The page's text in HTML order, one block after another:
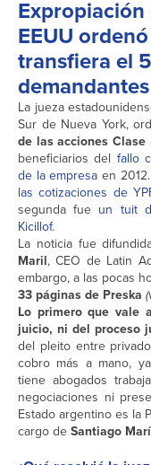
Expropiación
EEUU
transfiera el
demandantes
La jueza
Sur de Nueva York,
de las acciones Clase
beneficiarios del fallo
de la empresa en
las cotizaciones de
segunda fue un tuit
Kicillof.
La noticia fue
Maril, CEO de Latin
embargo, a las pocas
33 páginas de Preska
Lo primero que vale
juicio, ni del proceso
del pleito entre
cobro más a mano,
tiene abogados
negociaciones ni
Estado argentino es la
cargo deSantiago